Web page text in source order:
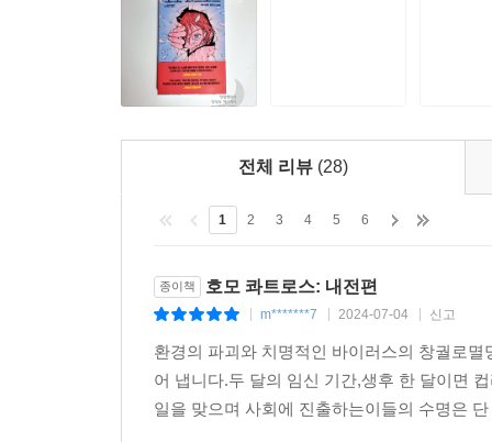
라는 사람이 가장 이상적인 국가는 경비국가라
든, 우리 쇼핑몰과 거점 창고마다 수백 명씩 경비
석영호가 걱정스러운 눈빛으로 석영서에게 물었다.
“문제없대두! 마음, 바로 그거야 큰오빠. 요즘 피
피천수계를 든다고 그래. 나중에 섹스투스 유료
뭔가 하기에는 지금이 딱 좋아! 1년 후는 장담 못 해
전체 리뷰 (28)
1 2 3 4 5 6
종이책 호모 콰트로스: 내전편
m*******7 2024-07-04 신고
환경의 파괴와 치명적인 바이러스의 창궐로
어 냅니다.두 달의 임신 기간,생후 한 달이면
일을 맞으며 사회에 진출하는이들의 수명은